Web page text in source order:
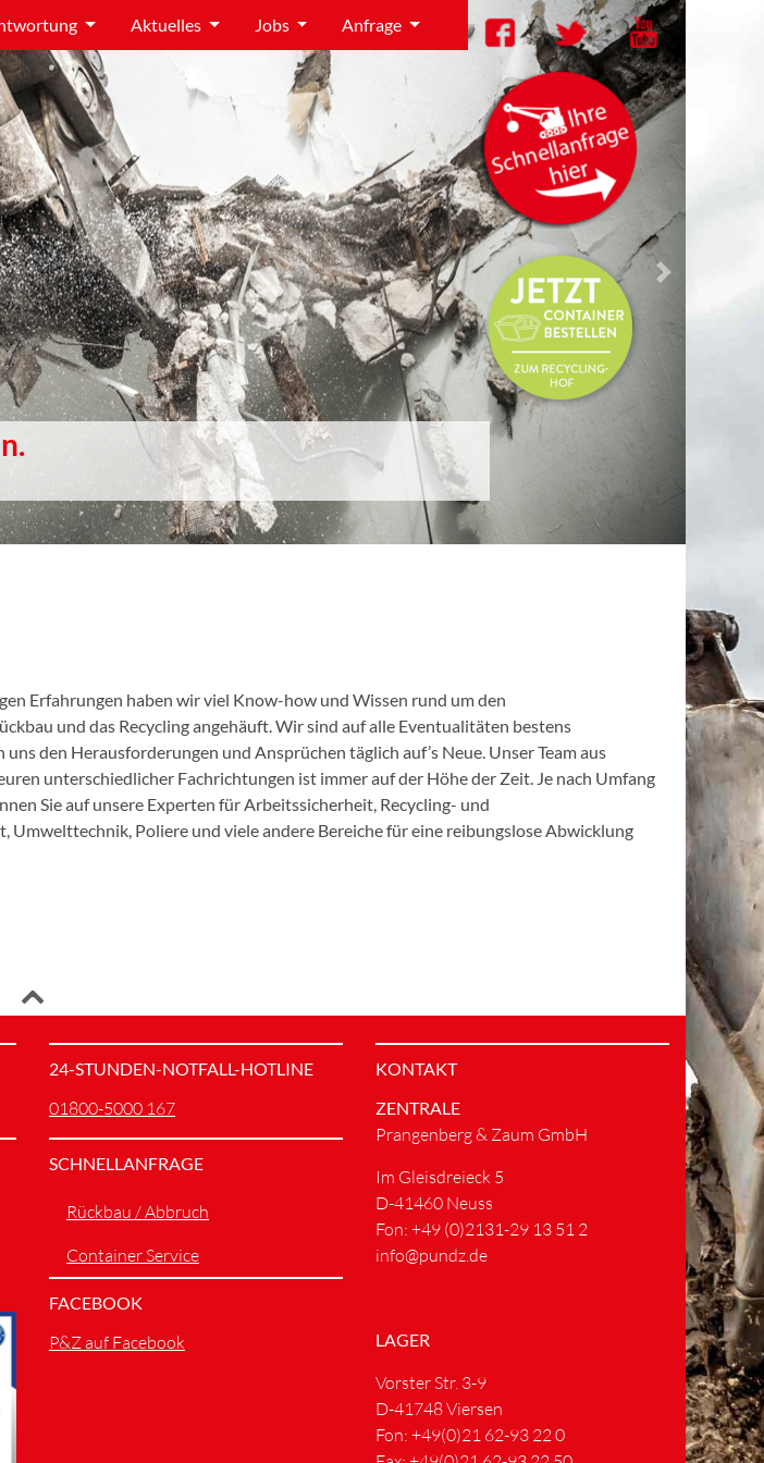
Next
Aktuelles Jobs Anfrage
Erfahrungen haben wir viel Know-how und Wissen rund um den
und das Recycling angehäuft. Wir sind auf alle Eventualitäten bestens
den Herausforderungen und Ansprüchen täglich auf’s Neue. Unser Team aus
unterschiedlicher Fachrichtungen ist immer auf der Höhe der Zeit. Je nach Umfang
Sie auf unsere Experten für Arbeitssicherheit, Recycling- und
Umwelttechnik, Poliere und viele andere Bereiche für eine reibungslose Abwicklung
24-STUNDEN-NOTFALL-HOTLINE
01800-5000 167
SCHNELLANFRAGE
Rückbau / Abbruch
Container Service
FACEBOOK
P&Z auf Facebook
KONTAKT
ZENTRALE
Prangenberg & Zaum GmbH
Im Gleisdreieck 5
D-41460 Neuss
Fon: +49 (0)2131-29 13 51 2
info@pundz.de
LAGER
Vorster Str. 3-9
D-41748 Viersen
Fon: +49(0)21 62-93 22 0